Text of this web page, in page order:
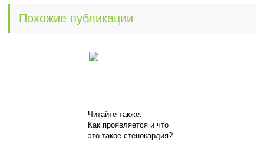
Похожие публикации
Читайте также:
Как проявляется и что
это такое стенокардия?